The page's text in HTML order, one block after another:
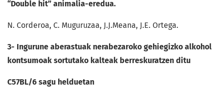
“Double hit” animalia-eredua.
N. Corderoa, C. Muguruzaa, J.J.Meana, J.E. Ortega.
3- Ingurune aberastuak nerabezaroko gehiegizko alkohol
kontsumoak sortutako kalteak berreskuratzen ditu
C57BL/6 sagu helduetan